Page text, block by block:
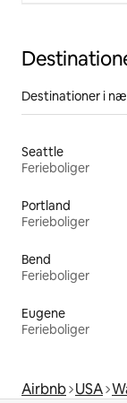
Destinationer i
Seattle
Ferieboliger
Portland
Ferieboliger
Bend
Ferieboliger
Eugene
Ferieboliger
Airbnb USA